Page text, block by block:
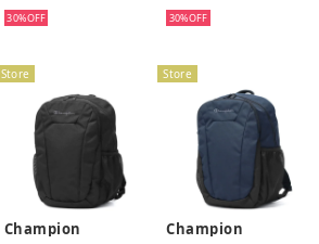
30% 30%
Store
Champion
Store
Champion